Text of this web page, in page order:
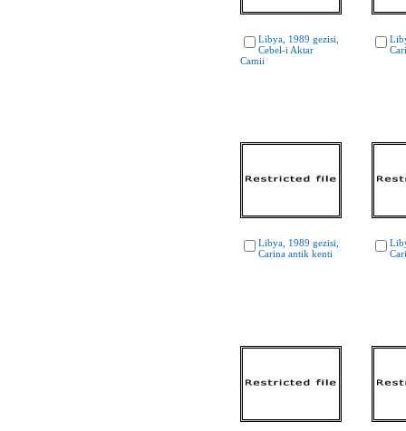
Libya, 1989 gezisi,
Cebel-i Aktar
Camii
Libya, 1989 gezisi,
Carina antik kenti